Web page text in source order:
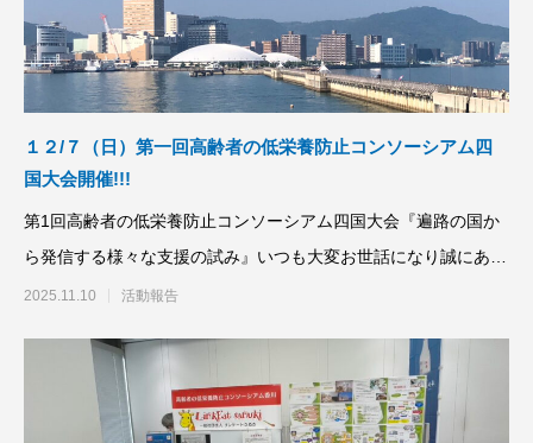
１２/７（日）第一回高齢者の低栄養防止コンソーシアム四
国大会開催!!!
第1回高齢者の低栄養防止コンソーシアム四国大会『遍路の国か
ら発信する様々な支援の試み』いつも大変お世話になり誠にあり
がとうございます。
2025.11.10 活動報告